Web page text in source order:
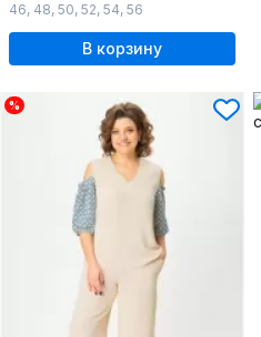
46, 48, 50, 52, 54, 56
В корзину
%